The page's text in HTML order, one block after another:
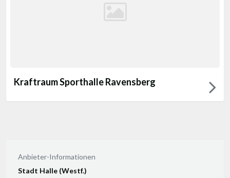
Kraftraum Sporthalle Ravensberg
Anbieter-Informationen
Stadt Halle (Westf.)